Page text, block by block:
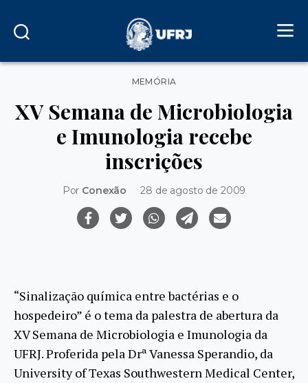
Categorias
MEMÓRIA
XV Semana de Microbiologia
e Imunologia recebe
inscrições
Por Conexão 28 de agosto de 2009
“Sinalização química entre bactérias e o
hospedeiro” é o tema da palestra de abertura da
XV Semana de Microbiologia e Imunologia da
UFRJ. Proferida pela Drª Vanessa Sperandio, da
University of Texas Southwestern Medical Center,